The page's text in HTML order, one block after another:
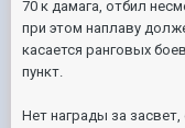
70 к дамага, отбил
при этом наплаву
касается ранговых
пункт.
Нет награды за